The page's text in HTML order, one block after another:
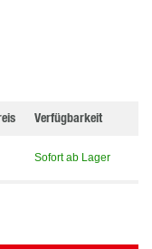
Verfügbarkeit
Sofort ab Lager